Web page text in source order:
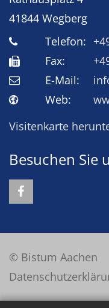
41844 Wegberg
Telefon:
Fax:
E-Mail:
Web:
Visitenkarte
Besuchen Sie
© Bistum Aachen